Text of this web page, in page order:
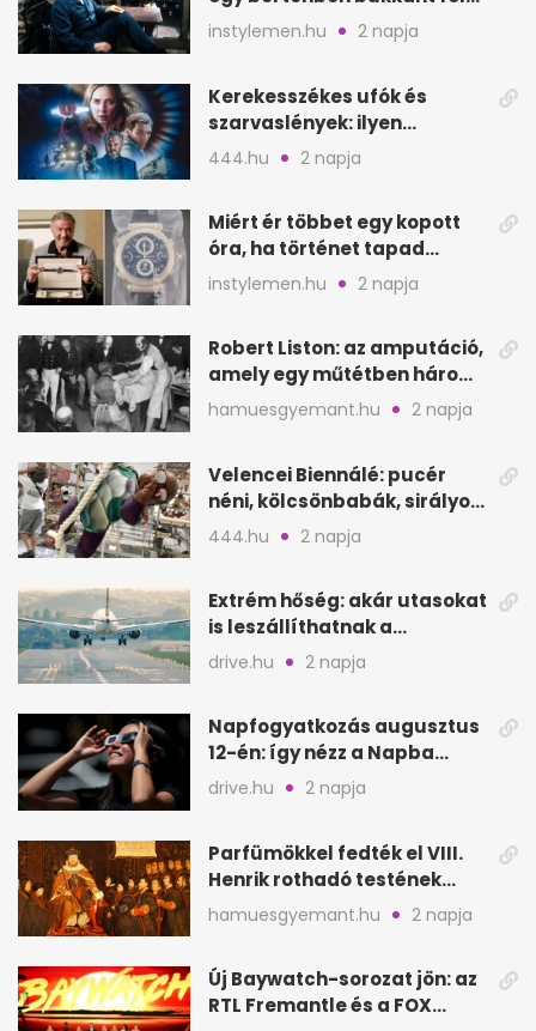
Thomas Harrisnek
instylemen.hu 2 napja
Kerekesszékes ufók és
szarvaslények: ilyen
Spielberg új filmje
444.hu 2 napja
Miért ér többet egy kopott
óra, ha történet tapad
hozzá?
instylemen.hu 2 napja
Robert Liston: az amputáció,
amely egy műtétben három
életet követelt
hamuesgyemant.hu 2 napja
Velencei Biennálé: pucér
néni, kölcsönbabák, sirályok,
és kész a családi program
444.hu 2 napja
Extrém hőség: akár utasokat
is leszállíthatnak a
repülőgépről
drive.hu 2 napja
Napfogyatkozás augusztus
12-én: így nézz a Napba
biztonságosan
drive.hu 2 napja
Parfümökkel fedték el VIII.
Henrik rothadó testének
szagát
hamuesgyemant.hu 2 napja
Új Baywatch-sorozat jön: az
RTL Fremantle és a FOX